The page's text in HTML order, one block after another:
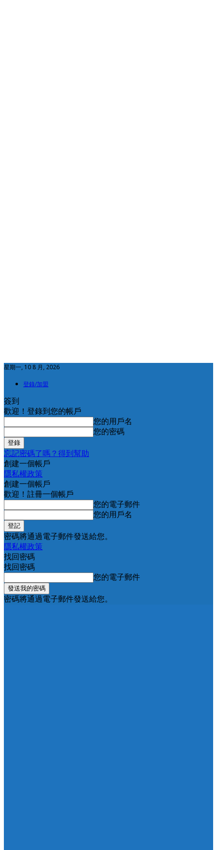
星期一, 10 8 月, 2026
登錄/加盟
簽到
歡迎！登錄到您的帳戶
您的用戶名
您的密碼
忘記密碼了嗎？得到幫助
創建一個帳戶
隱私權政策
創建一個帳戶
歡迎！註冊一個帳戶
您的電子郵件
您的用戶名
密碼將通過電子郵件發送給您。
隱私權政策
找回密碼
找回密碼
您的電子郵件
密碼將通過電子郵件發送給您。